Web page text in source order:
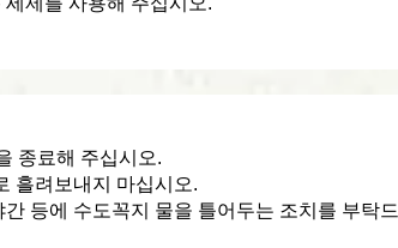
종료해 주십시오.
흘려보내지 마십시오.
등에 수도꼭지 물을 틀어두는 조치를 부탁드